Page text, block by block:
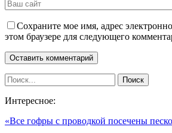
Сохраните мое имя, адрес
этом браузере для следующего
Интересное:
«Все гофры с проводкой посечены